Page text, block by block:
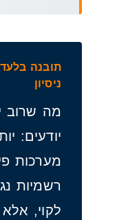
ניסיון
מה שרוב
מערכות
רשמיות
לקוי,